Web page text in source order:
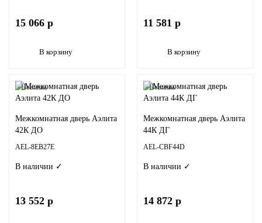
15 066 р
В корзину
11 581 р
В корзину
Новинка
Межкомнатная дверь Аэлита
42К ДО
AEL-8EB27E
В наличии ✓
13 552 р
Новинка
Межкомнатная дверь Аэлита
44К ДГ
AEL-CBF44D
В наличии ✓
14 872 р